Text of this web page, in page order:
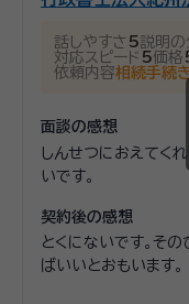
話しやすさ 5説明の
対応スピード 5価格
依頼内容相続手続
面談の感想
しんせつにおえてく
いです。
契約後の感想
とくにないです。そ
ばいいとおもいます。